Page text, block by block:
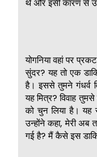
थे और इसी कारण से
योगनिया वहां पर
सुंदर? यह तो एक
है। इससे तुमने गंधर्व
यह मित्र? विवाह
को चुन लिया है। यह
उन्होंने कहा, मेरी अब
गई है? मैं कैसे इस